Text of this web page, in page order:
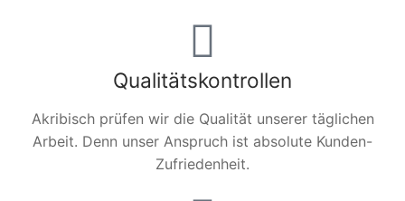
Qualitätskontrollen
Akribisch prüfen wir die Qualität unserer täglichen
Arbeit. Denn unser Anspruch ist absolute Kunden-
Zufriedenheit.